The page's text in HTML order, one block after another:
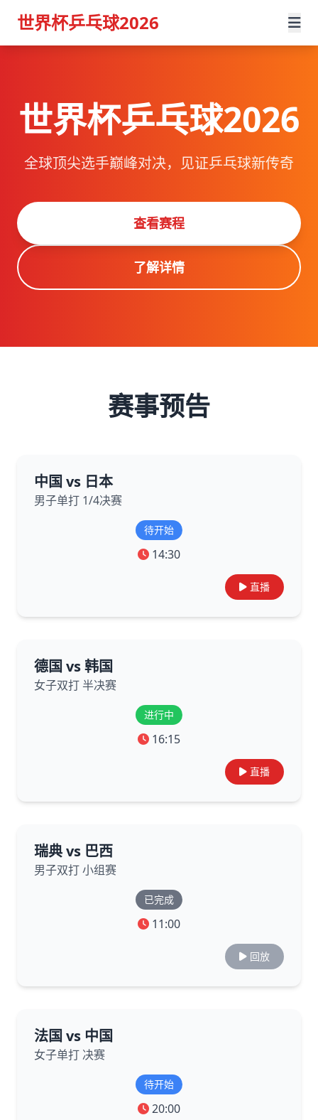
世界杯乒乓球2026
世界杯乒乓球2026
全球顶尖选手巅峰对决，见证乒乓球新传奇
查看赛程
了解详情
赛事预告
中国 vs 日本
男子单打 1/4决赛
待开始
14:30
直播
德国 vs 韩国
女子双打 半决赛
进行中
16:15
直播
瑞典 vs 巴西
男子双打 小组赛
已完成
11:00
回放
法国 vs 中国
女子单打 决赛
待开始
20:00